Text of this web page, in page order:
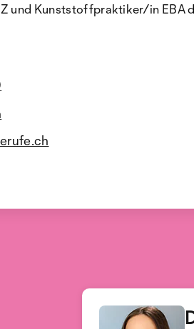
Kunststoffpraktiker/in EBA